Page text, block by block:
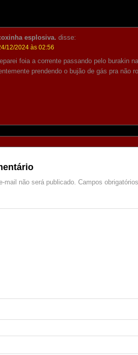
esplosiva. disse:
12/2024 às 02:56
foia a corrente passando pelo burakin
prendendo o bujão de gás pra não
mail não será publicado. Campos